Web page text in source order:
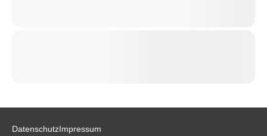
DatenschutzImpressum